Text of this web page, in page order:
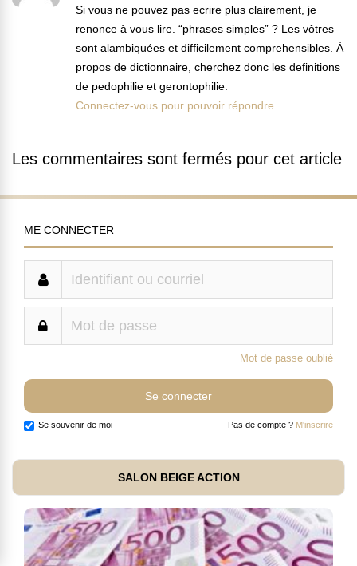
Si vous ne pouvez pas ecrire plus clairement, je
renonce à vous lire. “phrases simples” ? Les vôtres
sont alambiquées et difficilement comprehensibles. À
propos de dictionnaire, cherchez donc les definitions
de pedophilie et gerontophilie.
Connectez-vous pour pouvoir répondre
Les commentaires sont fermés pour cet article
ME CONNECTER
Mot de passe oublié
Se souvenir de moi Pas de compte ? M'inscrire
SALON BEIGE ACTION